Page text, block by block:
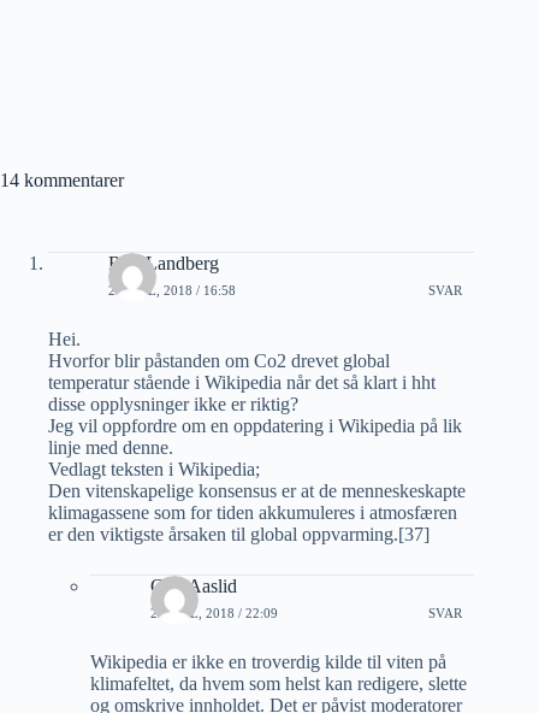
14 kommentarer
Roy Landberg
2 APRIL, 2018 / 16:58 SVAR
Hei.
Hvorfor blir påstanden om Co2 drevet global
temperatur stående i Wikipedia når det så klart i hht
disse opplysninger ikke er riktig?
Jeg vil oppfordre om en oppdatering i Wikipedia på lik
linje med denne.
Vedlagt teksten i Wikipedia;
Den vitenskapelige konsensus er at de menneskeskapte
klimagassene som for tiden akkumuleres i atmosfæren
er den viktigste årsaken til global oppvarming.[37]
Geir Aaslid
2 APRIL, 2018 / 22:09 SVAR
Wikipedia er ikke en troverdig kilde til viten på
klimafeltet, da hvem som helst kan redigere, slette
og omskrive innholdet. Det er påvist moderatorer